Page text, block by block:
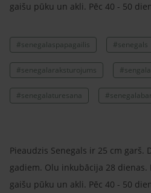
gaišu pūku un akli. Pēc 40 - 50
#senegalaspapagailis #senegals
#senegalaraksturojums
#senegalaturesana
Pieaudzis Senegals ir 25 cm garš.
gadiem. Olu inkubācija 28
gaišu pūku un akli. Pēc 40 - 50